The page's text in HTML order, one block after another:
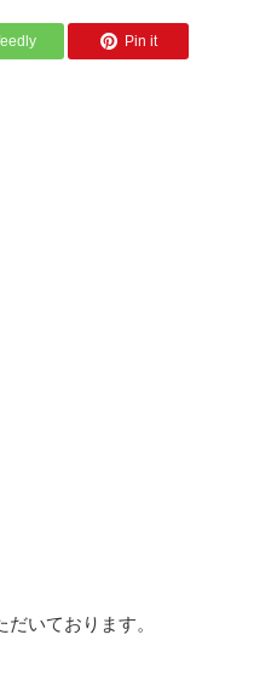
Pin it
いております。